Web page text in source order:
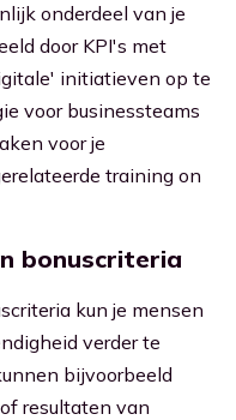
onderdeel van je
door KPI's met
initiatieven op te
voor businessteams
voor je
training on
bonuscriteria
kun je mensen
verder te
bijvoorbeeld
resultaten van